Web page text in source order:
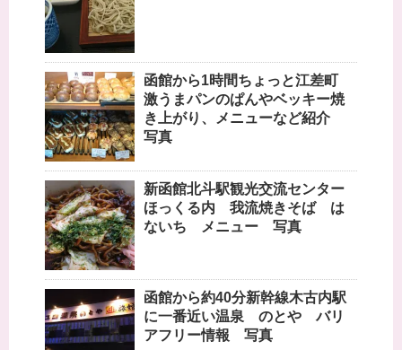
函館から1時間ちょっと江差町
激うまパンのぱんやベッキー焼
き上がり、メニューなど紹介
写真
新函館北斗駅観光交流センター
ほっくる内 我流焼きそば は
ないち メニュー 写真
函館から約40分新幹線木古内駅
に一番近い温泉 のとや バリ
アフリー情報 写真